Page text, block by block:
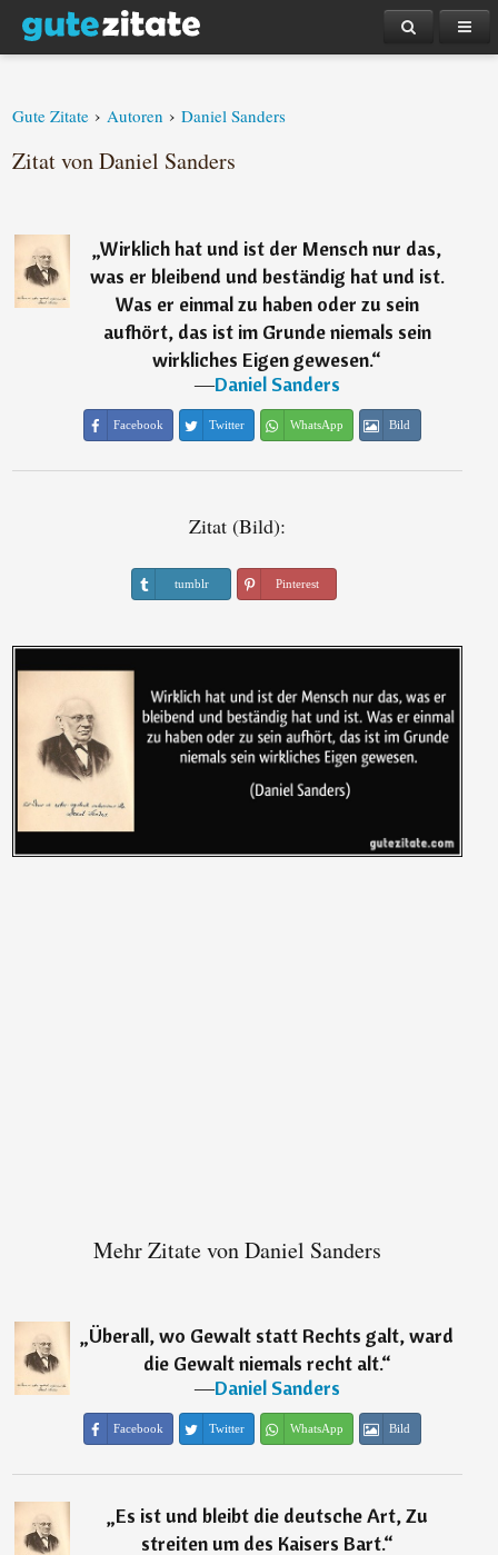
Gute Zitate › Autoren › Daniel Sanders
Zitat von Daniel Sanders
„Wirklich hat und ist der Mensch nur das,
was er bleibend und beständig hat und ist.
Was er einmal zu haben oder zu sein
aufhört, das ist im Grunde niemals sein
wirkliches Eigen gewesen.“
―Daniel Sanders
Facebook Twitter WhatsApp Bild
Zitat (Bild):
tumblr Pinterest
Mehr Zitate von Daniel Sanders
„Überall, wo Gewalt statt Rechts galt, ward
die Gewalt niemals recht alt.“
―Daniel Sanders
Facebook Twitter WhatsApp Bild
„Es ist und bleibt die deutsche Art, Zu
streiten um des Kaisers Bart.“